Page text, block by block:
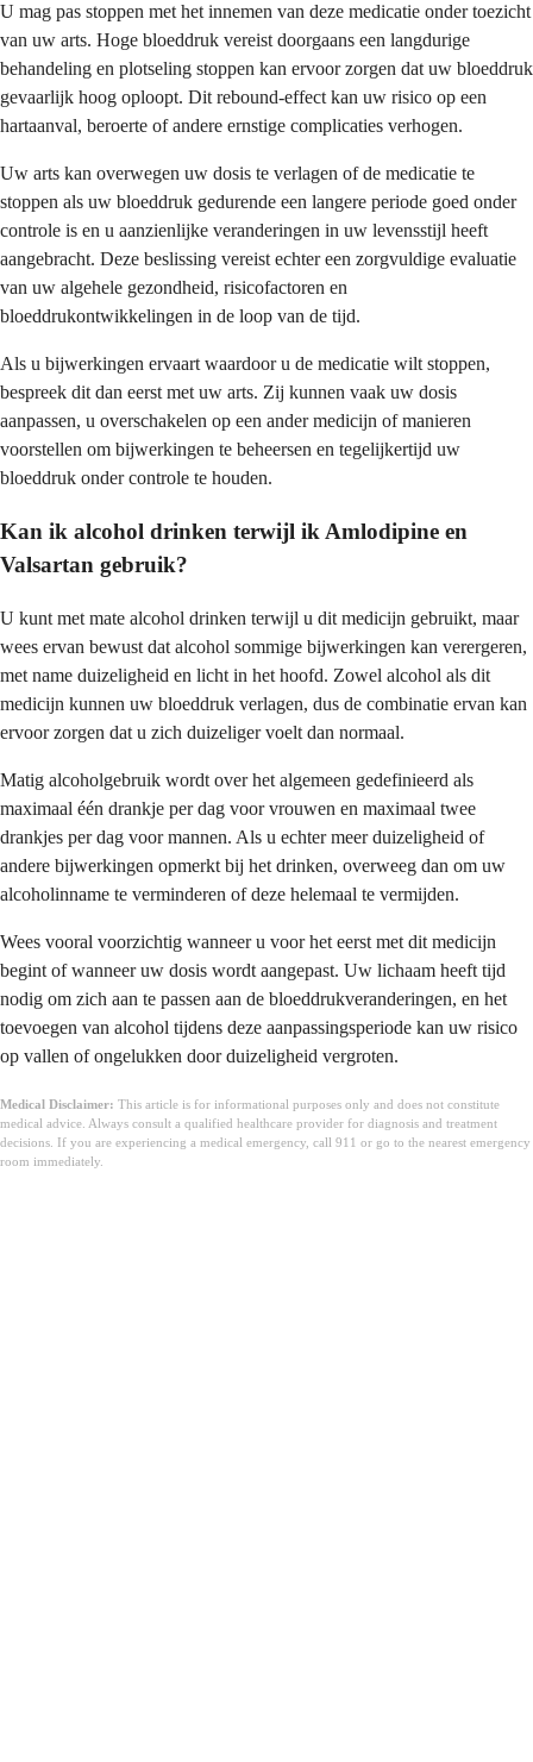
U mag pas stoppen met het innemen van deze medicatie onder toezicht
van uw arts. Hoge bloeddruk vereist doorgaans een langdurige
behandeling en plotseling stoppen kan ervoor zorgen dat uw bloeddruk
gevaarlijk hoog oploopt. Dit rebound-effect kan uw risico op een
hartaanval, beroerte of andere ernstige complicaties verhogen.
Uw arts kan overwegen uw dosis te verlagen of de medicatie te
stoppen als uw bloeddruk gedurende een langere periode goed onder
controle is en u aanzienlijke veranderingen in uw levensstijl heeft
aangebracht. Deze beslissing vereist echter een zorgvuldige evaluatie
van uw algehele gezondheid, risicofactoren en
bloeddrukontwikkelingen in de loop van de tijd.
Als u bijwerkingen ervaart waardoor u de medicatie wilt stoppen,
bespreek dit dan eerst met uw arts. Zij kunnen vaak uw dosis
aanpassen, u overschakelen op een ander medicijn of manieren
voorstellen om bijwerkingen te beheersen en tegelijkertijd uw
bloeddruk onder controle te houden.
Kan ik alcohol drinken terwijl ik Amlodipine en
Valsartan gebruik?
U kunt met mate alcohol drinken terwijl u dit medicijn gebruikt, maar
wees ervan bewust dat alcohol sommige bijwerkingen kan verergeren,
met name duizeligheid en licht in het hoofd. Zowel alcohol als dit
medicijn kunnen uw bloeddruk verlagen, dus de combinatie ervan kan
ervoor zorgen dat u zich duizeliger voelt dan normaal.
Matig alcoholgebruik wordt over het algemeen gedefinieerd als
maximaal één drankje per dag voor vrouwen en maximaal twee
drankjes per dag voor mannen. Als u echter meer duizeligheid of
andere bijwerkingen opmerkt bij het drinken, overweeg dan om uw
alcoholinname te verminderen of deze helemaal te vermijden.
Wees vooral voorzichtig wanneer u voor het eerst met dit medicijn
begint of wanneer uw dosis wordt aangepast. Uw lichaam heeft tijd
nodig om zich aan te passen aan de bloeddrukveranderingen, en het
toevoegen van alcohol tijdens deze aanpassingsperiode kan uw risico
op vallen of ongelukken door duizeligheid vergroten.
Medical Disclaimer: This article is for informational purposes only and does not constitute
medical advice. Always consult a qualified healthcare provider for diagnosis and treatment
decisions. If you are experiencing a medical emergency, call 911 or go to the nearest emergency
room immediately.